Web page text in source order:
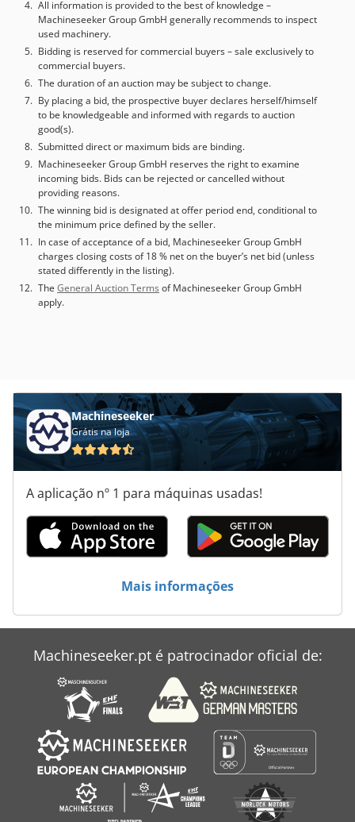
Presetter) - Torre de sinalização - Transformador A
máquina encontra-se em estado semi-novo. Pode ser
inspecionada em funcionamento na Hungria.
All information is provided to the best of knowledge –
Machineseeker Group GmbH generally recommends to inspect
used machinery.
Bidding is reserved for commercial buyers – sale exclusively to
commercial buyers.
The duration of an auction may be subject to change.
By placing a bid, the prospective buyer declares herself/himself
to be knowledgeable and informed with regards to auction
good(s).
Submitted direct or maximum bids are binding.
Machineseeker Group GmbH reserves the right to examine
incoming bids. Bids can be rejected or cancelled without
providing reasons.
The winning bid is designated at offer period end, conditional to
the minimum price defined by the seller.
In case of acceptance of a bid, Machineseeker Group GmbH
charges closing costs of 18 % net on the buyer’s net bid (unless
stated differently in the listing).
The General Auction Terms of Machineseeker Group GmbH
apply.
Machineseeker
Grátis na loja
A aplicação nº 1 para máquinas usadas!
Mais informações
Machineseeker.pt é patrocinador oficial de: